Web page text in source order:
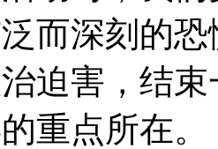
而深刻的
迫害，结
重点所在。